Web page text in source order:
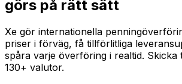
görs på rätt sätt
Xe gör internationella
priser i förväg, få tillförlitliga
spåra varje överföring i realtid. Skicka
130+ valutor.